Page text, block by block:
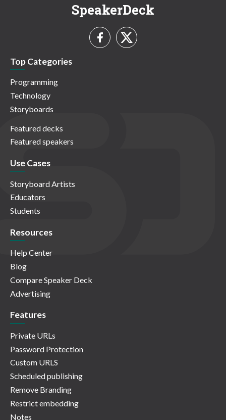
SpeakerDeck
Top Categories
Programming
Technology
Storyboards
Featured decks
Featured speakers
Use Cases
Storyboard Artists
Educators
Students
Resources
Help Center
Blog
Compare Speaker Deck
Advertising
Features
Private URLs
Password Protection
Custom URLS
Scheduled publishing
Remove Branding
Restrict embedding
Notes